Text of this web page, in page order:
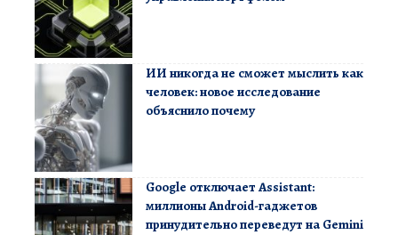
ИИ никогда не сможет мыслить как
человек: новое исследование
объяснило почему
Google отключает Assistant:
миллионы Android-гаджетов
принудительно переведут на Gemini